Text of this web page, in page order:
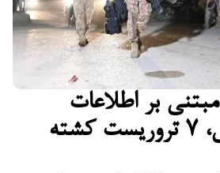
بر اطلاعات
نیروهای امنیتی، ۷ تروریست کشته